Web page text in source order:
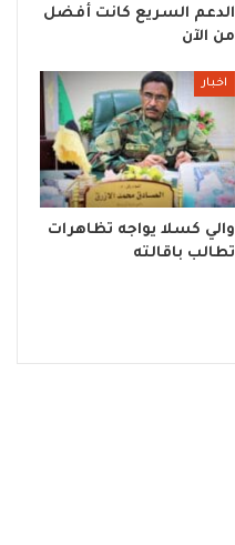
الدعم السريع كانت أفضل
من الآن
اخبار
والي كسلا يواجه تظاهرات
تطالب باقالته